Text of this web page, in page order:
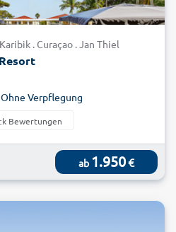
. Curaçao . Jan Thiel
Verpflegung
Bewertungen
ab 1.950€